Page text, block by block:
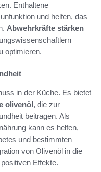
Enthaltene
und helfen, das
Abwehrkräfte stärken
optimieren.
in der Küche. Es bietet
olivenöl, die zur
beitragen. Als
kann es helfen,
und bestimmten
von Olivenöl in die
Effekte.